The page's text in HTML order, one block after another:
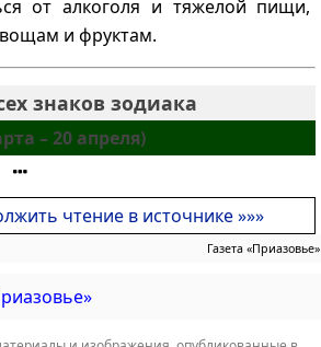
от алкоголя и тяжелой пищи,
и фруктам.
знаков зодиака
– 20 апреля)
чтение в источнике »»»
Газета «Приазовье»